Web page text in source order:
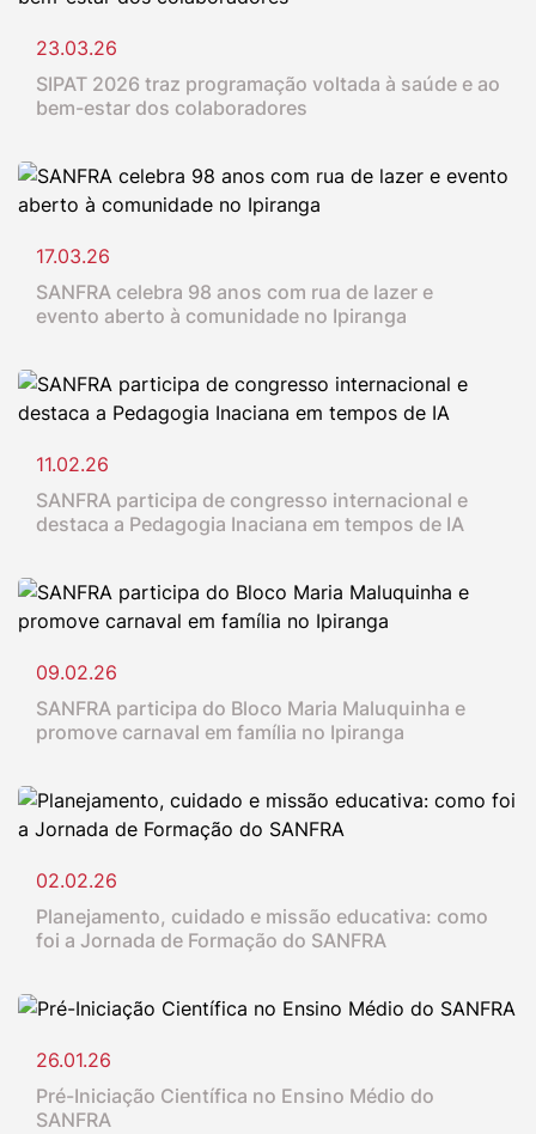
23.03.26
SIPAT 2026 traz programação voltada à saúde e ao
bem-estar dos colaboradores
17.03.26
SANFRA celebra 98 anos com rua de lazer e
evento aberto à comunidade no Ipiranga
11.02.26
SANFRA participa de congresso internacional e
destaca a Pedagogia Inaciana em tempos de IA
09.02.26
SANFRA participa do Bloco Maria Maluquinha e
promove carnaval em família no Ipiranga
02.02.26
Planejamento, cuidado e missão educativa: como
foi a Jornada de Formação do SANFRA
26.01.26
Pré-Iniciação Científica no Ensino Médio do
SANFRA